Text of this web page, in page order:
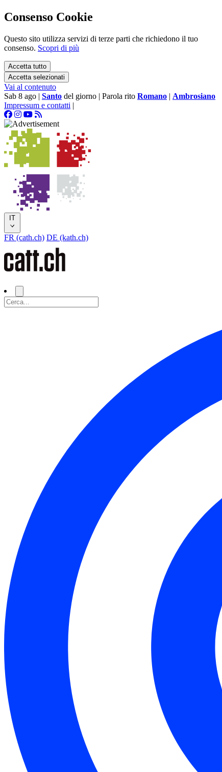
Consenso Cookie
Questo sito utilizza servizi di terze parti che richiedono il tuo
consenso. Scopri di più
Accetta tutto
Accetta selezionati
Vai al contenuto
Sab 8 ago | Santo del giorno | Parola rito Romano | Ambrosiano
Impressum e contatti |
IT
FR (cath.ch) DE (kath.ch)